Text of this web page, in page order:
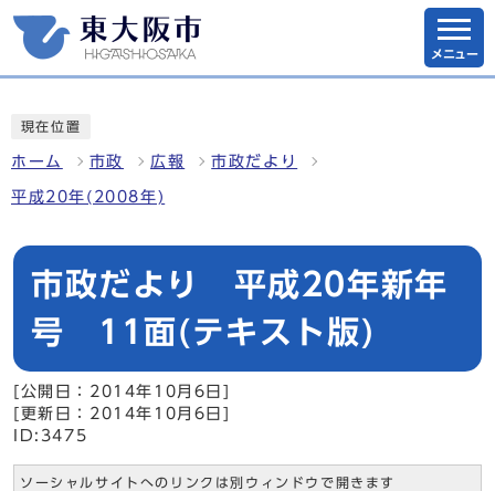
メニュー
現在位置
ホーム 市政 広報 市政だより
平成20年(2008年)
市政だより 平成20年新年
号 11面(テキスト版)
[公開日：2014年10月6日]
[更新日：2014年10月6日]
ID:3475
ソーシャルサイトへのリンクは別ウィンドウで開きます